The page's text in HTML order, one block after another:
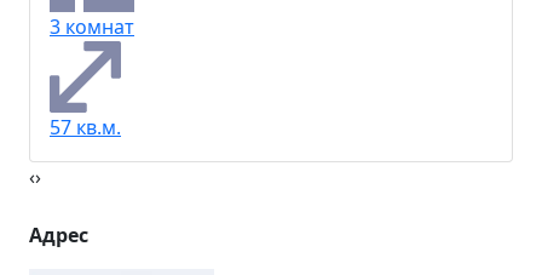
3 комнат
57 кв.м.
‹›
Адрес